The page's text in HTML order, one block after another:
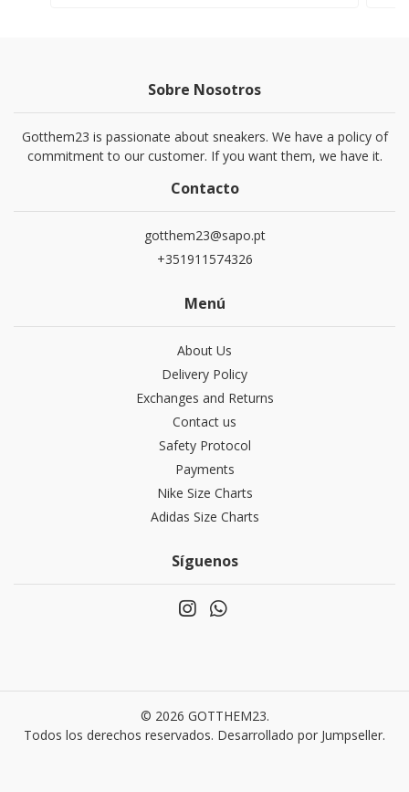
Sobre Nosotros
Gotthem23 is passionate about sneakers. We have a policy of
commitment to our customer. If you want them, we have it.
Contacto
gotthem23@sapo.pt
+351911574326
Menú
About Us
Delivery Policy
Exchanges and Returns
Contact us
Safety Protocol
Payments
Nike Size Charts
Adidas Size Charts
Síguenos
© 2026 GOTTHEM23.
Todos los derechos reservados. Desarrollado por Jumpseller.